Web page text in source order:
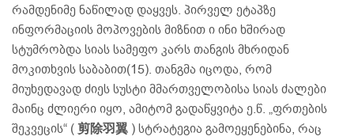
რამდენიმე ნაწილად დაყვეს. პირველ ეტაპზე
ინფორმაციის მოპოვების მიზნით ი ინი ხშირად
სტუმრობდა სიას სამეფო კარს თანგის მხრიდან
მოკითხვის საბაბით(15). თანგმა იცოდა, რომ
მიუხედავად ძიეს სუსტი მმართველობისა სიას ძალები
მაინც ძლიერი იყო, ამიტომ გადაწყვიტა ე.წ. „ფრთების
შეკვეცის“ (剪除羽翼 ) სტრატეგია გამოეყენებინა, რაც